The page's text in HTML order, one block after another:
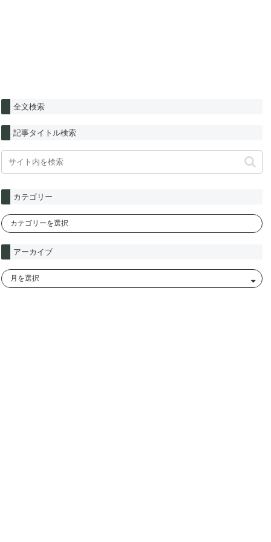
全文検索
記事タイトル検索
カテゴリー
アーカイブ